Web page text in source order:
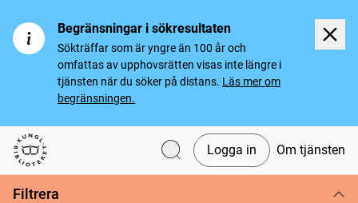
Begränsningar i sökresultaten
Sökträffar som är yngre än 100 år och
omfattas av upphovsrätten visas inte längre i
tjänsten när du söker på distans. Läs mer om
begränsningen.
Svenska tidningar
Logga in Om tjänsten
Filtrera